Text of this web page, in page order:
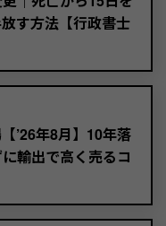
す方法【行政書士
’26年8月】10年落
輸出で高く売るコ